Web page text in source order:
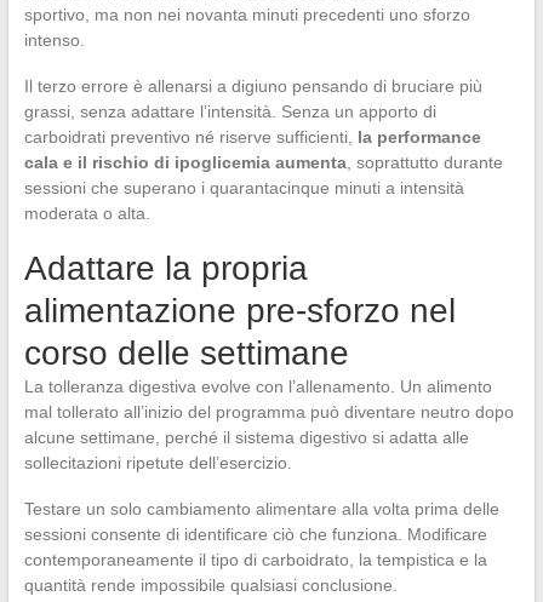
sportivo, ma non nei novanta minuti precedenti uno sforzo
intenso.
Il terzo errore è allenarsi a digiuno pensando di bruciare più
grassi, senza adattare l’intensità. Senza un apporto di
carboidrati preventivo né riserve sufficienti, la performance
cala e il rischio di ipoglicemia aumenta, soprattutto durante
sessioni che superano i quarantacinque minuti a intensità
moderata o alta.
Adattare la propria
alimentazione pre-sforzo nel
corso delle settimane
La tolleranza digestiva evolve con l’allenamento. Un alimento
mal tollerato all’inizio del programma può diventare neutro dopo
alcune settimane, perché il sistema digestivo si adatta alle
sollecitazioni ripetute dell’esercizio.
Testare un solo cambiamento alimentare alla volta prima delle
sessioni consente di identificare ciò che funziona. Modificare
contemporaneamente il tipo di carboidrato, la tempistica e la
quantità rende impossibile qualsiasi conclusione.